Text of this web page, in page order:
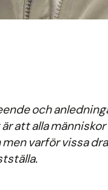
och
att alla
varför vissa